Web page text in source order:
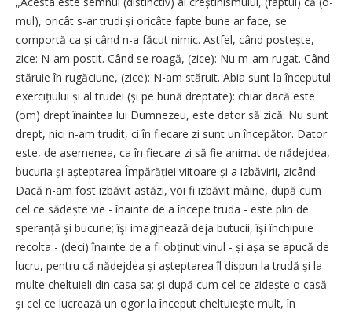
mul), oricât s-ar trudi și oricâte fapte bune ar face, se
comportă ca și când n-a făcut nimic. Astfel, când postește,
zice: N-am postit. Când se roagă, (zice): Nu m-am rugat. Când
stăruie în rugăciune, (zice): N-am stăruit. Abia sunt la începutul
exercițiului și al trudei (și pe bună dreptate): chiar dacă este
(om) drept înaintea lui Dumnezeu, este dator să zică: Nu sunt
drept, nici n-am trudit, ci în fiecare zi sunt un începător. Dator
este, de asemenea, ca în fiecare zi să fie animat de nădejdea,
bucuria și așteptarea Împărăției viitoare și a izbăvirii, zicând:
Dacă n-am fost izbăvit astăzi, voi fi izbăvit mâine, după cum
cel ce sădește vie - înainte de a începe truda - este plin de
speranță și bucurie; își imaginează deja butucii, își închipuie
recolta - (deci) înainte de a fi obținut vinul - și așa se apucă de
lucru, pentru că nădejdea și aștep­tarea îl dispun la trudă și la
multe cheltuieli din casa sa; și după cum cel ce zidește o casă
și cel ce lucrează un ogor la început cheltu­iește mult, în